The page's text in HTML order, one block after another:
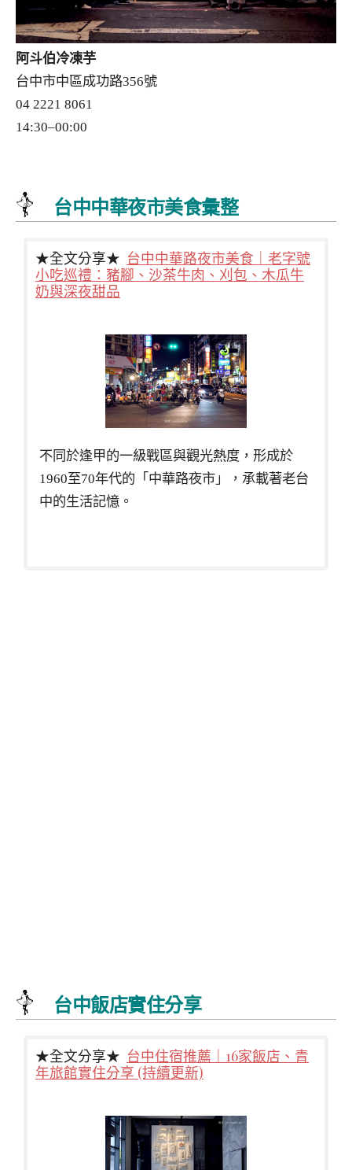
阿斗伯冷凍芋
台中市中區成功路356號
04 2221 8061
14:30–00:00
台中中華夜市美食彙整
★全文分享★ 台中中華路夜市美食｜老字號
小吃巡禮：豬腳、沙茶牛肉、刈包、木瓜牛
奶與深夜甜品
不同於逢甲的一級戰區與觀光熱度，形成於
1960至70年代的「中華路夜市」，承載著老台
中的生活記憶。
台中飯店實住分享
★全文分享★ 台中住宿推薦｜16家飯店、青
年旅館實住分享 (持續更新)